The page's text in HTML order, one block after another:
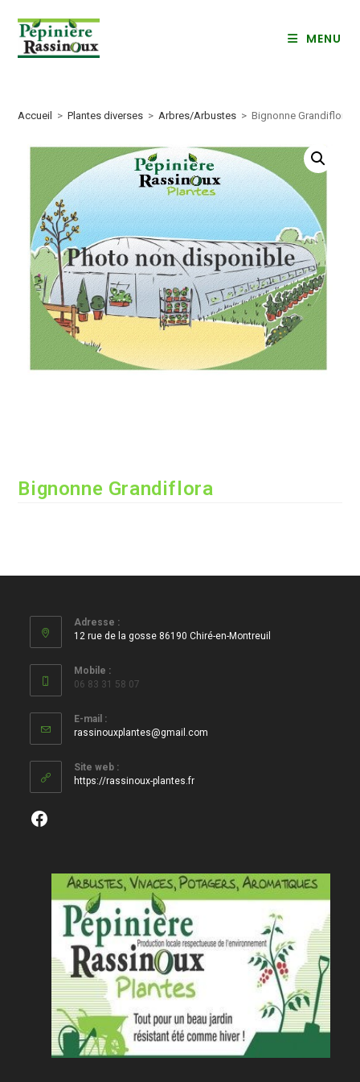
content
MENU
Accueil > Plantes diverses > Arbres/Arbustes > Bignonne Grandiflora
Bignonne Grandiflora
Adresse :
12 rue de la gosse 86190 Chiré-en-Montreuil
Mobile :
06 83 31 58 07
E-mail :
rassinouxplantes@gmail.com
Site web :
https://rassinoux-plantes.fr
Facebook